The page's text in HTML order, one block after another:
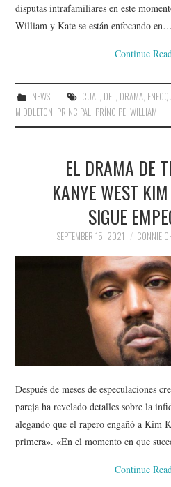
disputas intrafamiliares en este
William y Kate se están enfocando en…
Continue
NEWS CUAL, DEL, DRAMA,
MIDDLETON, PRINCIPAL, PRÍNCIPE,WILLIAM
EL DRAMA DE
KANYE WEST
SIGUE
SEPTEMBER 15, 2021 CONNIE
Después de meses de especulaciones
pareja ha revelado detalles sobre la
alegando que el rapero engañó a Kim
primera». «En el momento en que
Continue